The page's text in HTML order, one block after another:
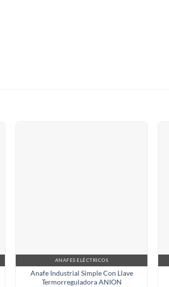
ANAFES ELÉCTRICOS
Anafe Industrial Simple Con Llave
Termorreguladora ANION